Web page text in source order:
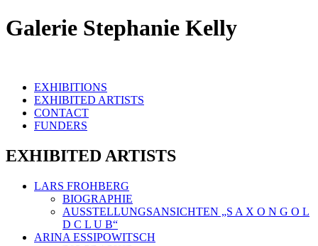
Galerie Stephanie Kelly
EXHIBITIONS
EXHIBITED ARTISTS
CONTACT
FUNDERS
EXHIBITED ARTISTS
LARS FROHBERG
BIOGRAPHIE
AUSSTELLUNGSANSICHTEN „S A X O N G O L
D C L U B“
ARINA ESSIPOWITSCH